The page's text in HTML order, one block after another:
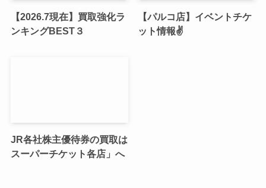
【2026.7現在】買取強化ラ
ンキングBEST３
【パルコ店】イベントチケ
ット情報✌
JR各社株主優待券の買取は
スーパーチケット各店」へ